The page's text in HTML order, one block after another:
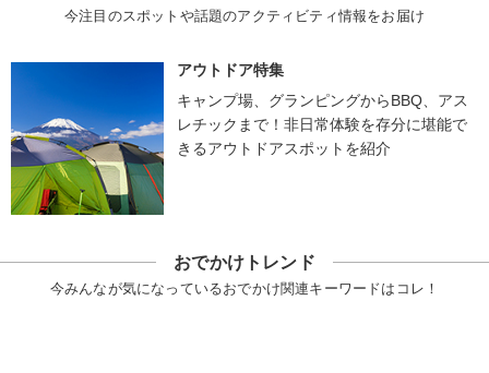
今注目のスポットや話題のアクティビティ情報をお届け
アウトドア特集
キャンプ場、グランピングからBBQ、アス
レチックまで！非日常体験を存分に堪能で
きるアウトドアスポットを紹介
おでかけトレンド
今みんなが気になっているおでかけ関連キーワードはコレ！